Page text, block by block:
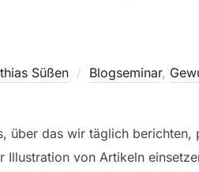
Süßen Blogseminar,
über das wir täglich berichten,
Illustration von Artikeln